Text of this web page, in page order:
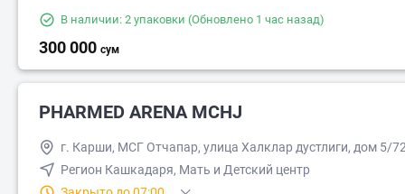
В наличии: 2 упаковки (Обновлено 1 час назад)
300 000 сум
PHARMED ARENA MCHJ
г. Карши, МСГ Отчапар, улица Халклар дустлиги, дом 5/
Регион Кашкадаря, Мать и Детский центр